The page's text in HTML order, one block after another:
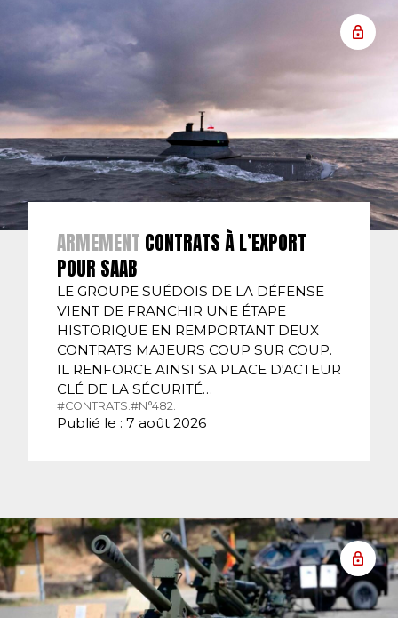
ARMEMENT CONTRATS À L’EXPORT
POUR SAAB
LE GROUPE SUÉDOIS DE LA DÉFENSE
VIENT DE FRANCHIR UNE ÉTAPE
HISTORIQUE EN REMPORTANT DEUX
CONTRATS MAJEURS COUP SUR COUP.
IL RENFORCE AINSI SA PLACE D'ACTEUR
CLÉ DE LA SÉCURITÉ…
#CONTRATS.#N°482.
Publié le : 7 août 2026